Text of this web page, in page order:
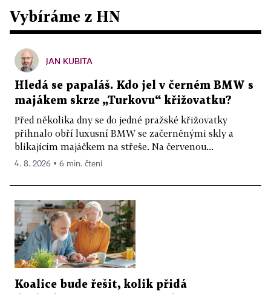
Vybíráme z HN
JAN KUBITA
Hledá se papaláš. Kdo jel v černém BMW s
majákem skrze „Turkovu“ křižovatku?
Před několika dny se do jedné pražské křižovatky
přihnalo obří luxusní BMW se začerněnými skly a
blikajícím majáčkem na střeše. Na červenou...
4. 8. 2026 ▪ 6 min. čtení
Koalice bude řešit, kolik přidá